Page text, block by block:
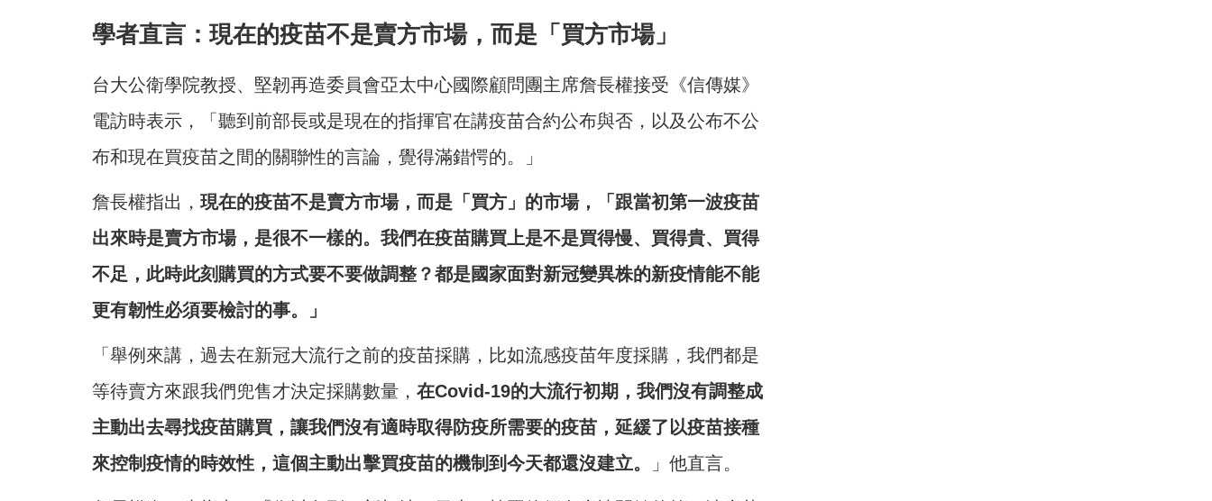
學者直言：現在的疫苗不是賣方市場，而是「買方市場」
台大公衛學院教授、堅韌再造委員會亞太中心國際顧問團主席詹長權接受《信傳媒》
電訪時表示，「聽到前部長或是現在的指揮官在講疫苗合約公布與否，以及公布不公
布和現在買疫苗之間的關聯性的言論，覺得滿錯愕的。」
詹長權指出， 現在的疫苗不是賣方市場，而是「買方」的市場，「跟當初第一波疫苗
出來時是賣方市場，是很不一樣的。我們在疫苗購買上是不是買得慢、買得貴、買得
不足，此時此刻購買的方式要不要做調整？都是國家面對新冠變異株的新疫情能不能
更有韌性必須要檢討的事。」
「舉例來講，過去在新冠大流行之前的疫苗採購，比如流感疫苗年度採購，我們都是
等待賣方來跟我們兜售才決定採購數量， 在Covid-19的大流行初期，我們沒有調整成
主動出去尋找疫苗購買，讓我們沒有適時取得防疫所需要的疫苗，延緩了以疫苗接種
來控制疫情的時效性，這個主動出擊買疫苗的機制到今天都還沒建立。
」他直言。